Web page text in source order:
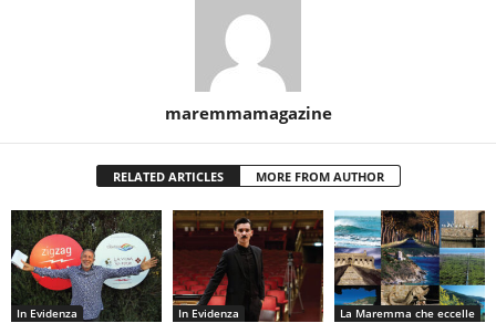
maremmamagazine
RELATED ARTICLES MORE FROM AUTHOR
In Evidenza In Evidenza La Maremma che eccelle